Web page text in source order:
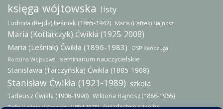
księga wójtowska listy
Ludmiła (Rejda) Leśniak (1865-1942) Maria (Haftek) Hajnosz
Maria (Kotlarczyk) Ćwikła (1925-2008)
Maria (Leśniak) Ćwikła (1896-1983)
OSP Kańczuga
Rodzina Wojskowa
seminarium nauczycielskie
Stanisława (Tarczyńska) Ćwikła (1885-1908)
Stanisław Ćwikła (1921-1989) szkoła
Tadeusz Ćwikła (1908-1990) Wiktoria Hajnosz (1886-1965)
Zofia (Leśniak) Koszałek (1894-1975) świadectwo szkolne